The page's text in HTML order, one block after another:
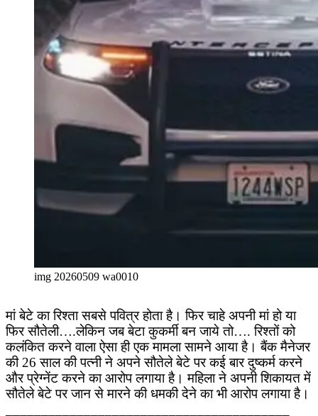
img 20260509 wa0010
मां बेटे का रिश्ता सबसे पवित्र होता है। फिर चाहे अपनी मां हो या
फिर सौतेली….लेकिन जब बेटा कुकर्मी बन जाये तो…. रिश्तों को
कलंकित करने वाला ऐसा ही एक मामला सामने आया है। बैंक मैनेजर
की 26 साल की पत्नी ने अपने सौतेले बेटे पर कई बार दुष्कर्म करने
और प्रेग्नेंट करने का आरोप लगाया है। महिला ने अपनी शिकायत में
सौतेले बेटे पर जान से मारने की धमकी देने का भी आरोप लगाया है।